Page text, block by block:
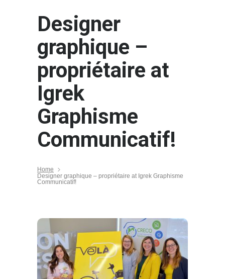
Designer
graphique –
propriétaire at
Igrek
Graphisme
Communicatif!
Home
Designer graphique – propriétaire at Igrek Graphisme
Communicatif!